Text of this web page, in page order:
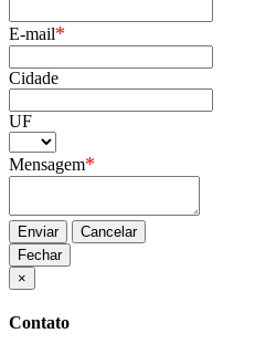
E-mail*
Cidade
UF
Mensagem*
Enviar
Cancelar
Fechar
×
Contato